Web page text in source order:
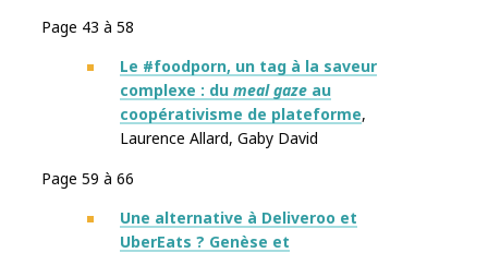
Page 43 à 58
Le #foodporn, un tag à la saveur
complexe : du meal gaze au
coopérativisme de plateforme,
Laurence Allard, Gaby David
Page 59 à 66
Une alternative à Deliveroo et
UberEats ? Genèse et